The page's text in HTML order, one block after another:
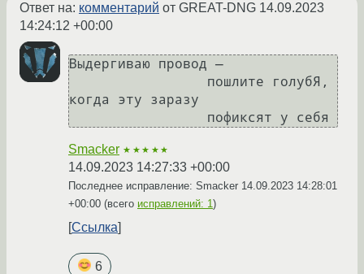
Ответ на: комментарий от GREAT-DNG 14.09.2023
14:24:12 +00:00
Выдергиваю провод —
когда эту заразу
Smacker ★★★★★
14.09.2023 14:27:33 +00:00
Последнее исправление: Smacker 14.09.2023 14:28:01
+00:00 (всего исправлений: 1)
Ссылка
6